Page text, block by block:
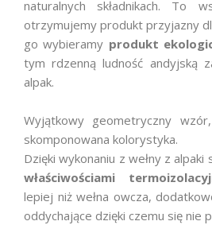
naturalnych składnikach. To
otrzymujemy produkt przyjazny
go wybieramy produkt
tym rdzenną ludność andyjską
alpak.
Wyjątkowy geometryczny
skomponowana kolorystyka.
Dzięki wykonaniu z wełny z
właściwościami
lepiej niż wełna owcza,
oddychające dzięki czemu się nie